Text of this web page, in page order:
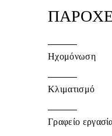
Ηχομόνωση
Kλιματισμό
Γραφείο